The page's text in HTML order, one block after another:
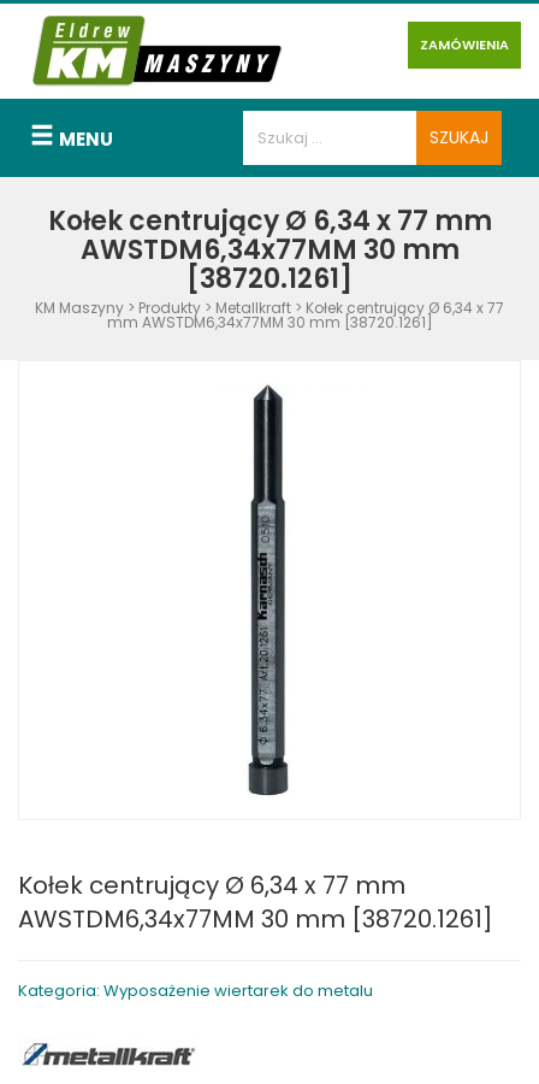
ZAMÓWIENIA
MENU
Kołek centrujący Ø 6,34 x 77 mm
AWSTDM6,34x77MM 30 mm
[38720.1261]
KM Maszyny > Produkty > Metallkraft > Kołek centrujący Ø 6,34 x 77
mm AWSTDM6,34x77MM 30 mm [38720.1261]
Kołek centrujący Ø 6,34 x 77 mm
AWSTDM6,34x77MM 30 mm [38720.1261]
Kategoria: Wyposażenie wiertarek do metalu